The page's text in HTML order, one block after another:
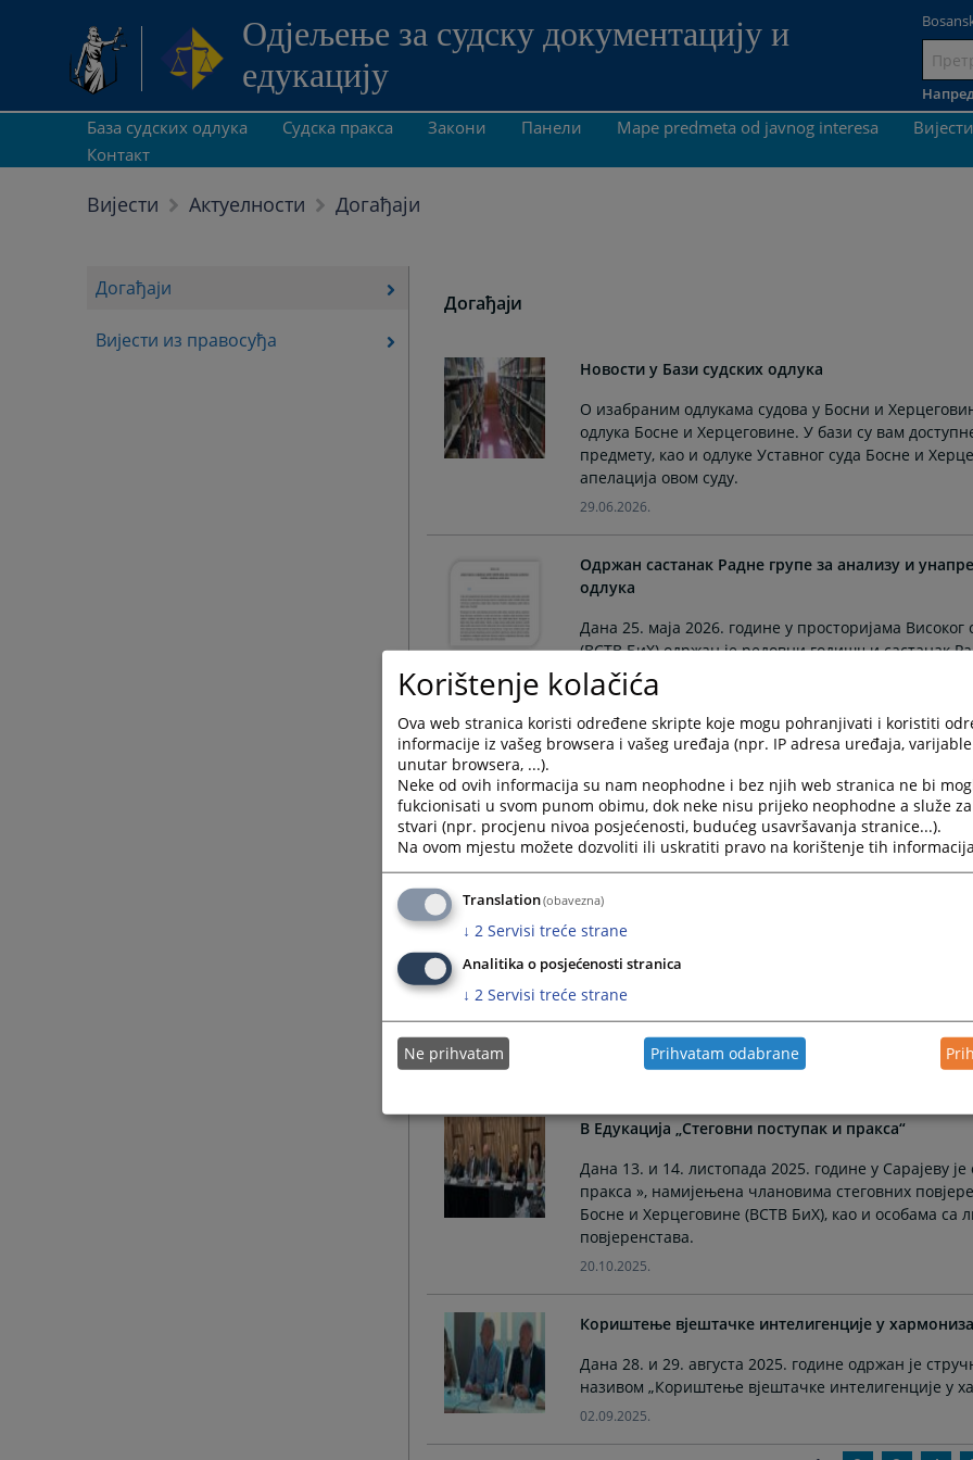
Одjељење за судску документацију и
едукацију
Иди
на
База судских одлука Судска пракса Закони Панели Mape predmeta od javnog interesa Вијести
Контакт
Вијести Актуелности Догађаји
Догађаји
Вијести из правосуђа
Догађаји
Новости у Бази судских одлука
О изабраним одлукама судова у Босни и
одлука Босне и Херцеговине. У бази су вам
предмету, као и одлуке Уставног суда Босне и
апелација овом суду.
29.06.2026.
Одржан састанак Радне групе за анализу и
одлука
Дана 25. маја 2026. године у просторијама
(ВСТВ БиХ) одржан је редовни годишњи састанак
судских и тужилачких одлука.
Јачање капацитета Бх. правосуђа за
средстава за масовно уништење
Високо судско и тужилачко вијеће Босне и
ЦБРН ЦоЕ Иницијативу проведбу Пилот пројекта
процесуирање и пресуђивање кривичних дјела у
нуклеарним оружјем за масовно уништење”.
Одржан припремни састанак Панела за
У просторијама Високог судског и тужилачког
припремни састанак Панела за уједначавање
25.02.2026.
В Едукација „Стеговни поступак и пракса“
Дана 13. и 14. листопада 2025. године у Сарајеву
пракса », намијењена члановима стеговних
Босне и Херцеговине (ВСТВ БиХ), као и особама са
повјеренстава.
20.10.2025.
Кориштење вјештачке интелигенције у
Дана 28. и 29. августа 2025. године одржан је
називом „Кориштење вјештачке интелигенције у
02.09.2025.
Korištenje kolačića
Ova web stranica koristi određene skripte koje mogu pohranjivati i koristiti
informacije iz vašeg browsera i vašeg uređaja (npr. IP adresa uređaja,
unutar browsera, ...).
Neke od ovih informacija su nam neophodne i bez njih web stranica ne bi
fukcionisati u svom punom obimu, dok neke nisu prijeko neophodne a služe
stvari (npr. procjenu nivoa posjećenosti, budućeg usavršavanja stranice...).
Na ovom mjestu možete dozvoliti ili uskratiti pravo na korištenje tih
Translation(obavezna)
↓ 2 Servisi treće strane
Analitika o posjećenosti stranica
↓ 2 Servisi treće strane
Ne prihvatam Prihvatam odabrane